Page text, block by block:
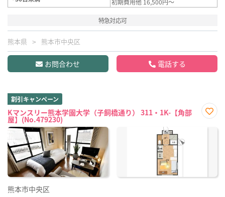
特急対応可
熊本県 熊本市中央区
お問合わせ 電話する
割引キャンペーン
Kマンスリー熊本学園大学（子飼橋通り） 311・1K-【角部
屋】(No.479230)
に入
熊本市中央区